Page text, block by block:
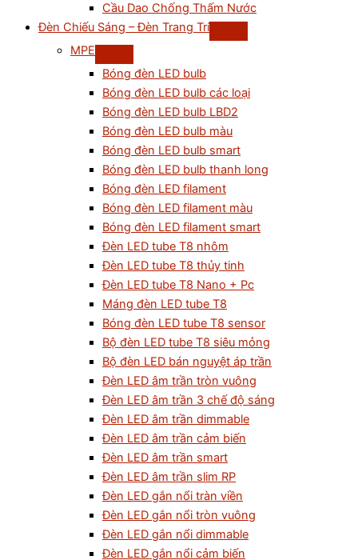
Cầu Dao Chống Thấm Nước
Đèn Chiếu Sáng – Đèn Trang Trí
MPE
Bóng đèn LED bulb
Bóng đèn LED bulb các loại
Bóng đèn LED bulb LBD2
Bóng đèn LED bulb màu
Bóng đèn LED bulb smart
Bóng đèn LED bulb thanh long
Bóng đèn LED filament
Bóng đèn LED filament màu
Bóng đèn LED filament smart
Đèn LED tube T8 nhôm
Đèn LED tube T8 thủy tinh
Đèn LED tube T8 Nano + Pc
Máng đèn LED tube T8
Bóng đèn LED tube T8 sensor
Bộ đèn LED tube T8 siêu mỏng
Bộ đèn LED bán nguyệt áp trần
Đèn LED âm trần tròn vuông
Đèn LED âm trần 3 chế độ sáng
Đèn LED âm trần dimmable
Đèn LED âm trần cảm biến
Đèn LED âm trần smart
Đèn LED âm trần slim RP
Đèn LED gắn nổi tràn viền
Đèn LED gắn nổi tròn vuông
Đèn LED gắn nổi dimmable
Đèn LED gắn nổi cảm biến